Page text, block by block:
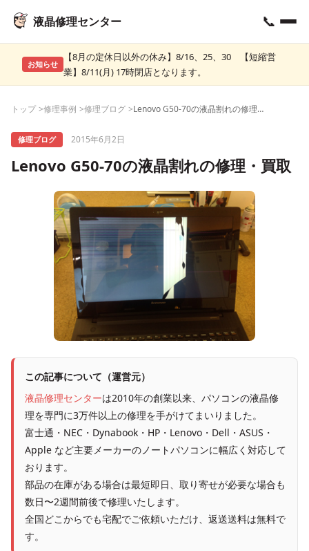
液晶修理センター 📞
お知らせ
【8月の定休日以外の休み】8/16、25、30 【短縮営
業】8/11(月) 17時閉店となります。
トップ 修理事例 修理ブログ Lenovo G50-70の液晶割れの修理・買取
修理ブログ 2015年6月2日
Lenovo G50-70の液晶割れの修理・買取
この記事について（運営元）
液晶修理センターは2010年の創業以来、パソコンの液晶修
理を専門に3万件以上の修理を手がけてまいりました。
富士通・NEC・Dynabook・HP・Lenovo・Dell・ASUS・
Apple など主要メーカーのノートパソコンに幅広く対応して
おります。
部品の在庫がある場合は最短即日、取り寄せが必要な場合も
数日〜2週間前後で修理いたします。
全国どこからでも宅配でご依頼いただけ、返送送料は無料で
す。